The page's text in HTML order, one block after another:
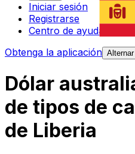
Iniciar sesión
Registrarse
Centro de ayuda
Obtenga la aplicación
Dólar
de tipos de
de Liberia